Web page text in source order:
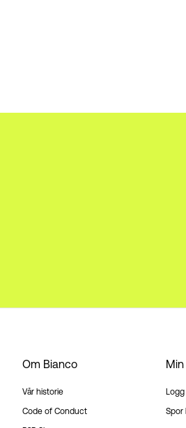
Om Bianco
Vår historie
Code of Conduct
Spor